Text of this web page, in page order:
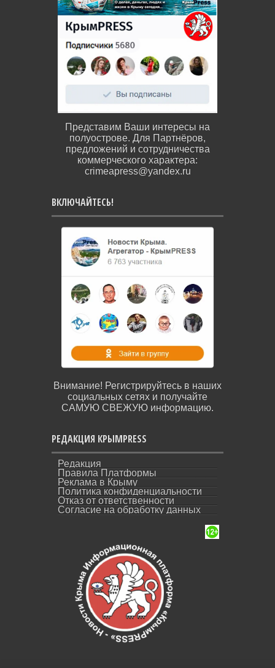
Представим Ваши интересы на
полуострове. Для Партнёров,
предложений и сотрудничества
коммерческого характера:
crimeapress@yandex.ru
ВКЛЮЧАЙТЕСЬ!
Внимание! Регистрируйтесь в наших
социальных сетях и получайте
САМУЮ СВЕЖУЮ информацию.
РЕДАКЦИЯ КРЫМPRESS
Редакция
Правила Платформы
Реклама в Крыму
Политика конфиденциальности
Отказ от ответственности
Согласие на обработку данных